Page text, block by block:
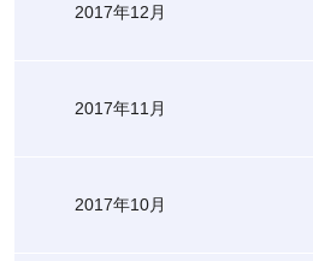
2017年12月
2017年11月
2017年10月